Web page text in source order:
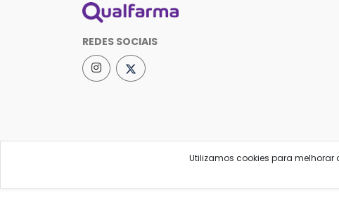
REDES SOCIAIS
Utilizamos cookies para